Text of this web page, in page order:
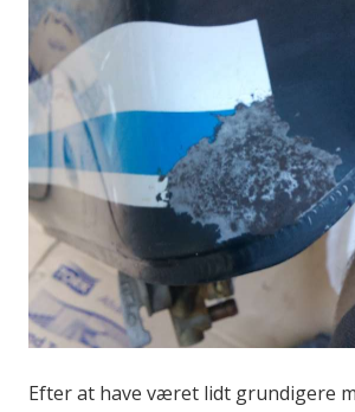
Efter at have været lidt grundigere